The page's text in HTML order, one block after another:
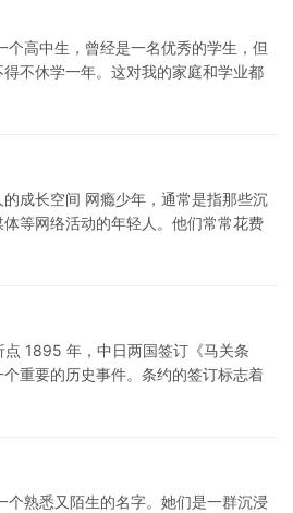
个高中生，曾经是一名优秀的学生，但
不休学一年。这对我的家庭和学业都
成长空间 网瘾少年，通常是指那些沉
等网络活动的年轻人。他们常常花费
1895 年，中日两国签订《马关条
重要的历史事件。条约的签订标志着
个熟悉又陌生的名字。她们是一群沉浸